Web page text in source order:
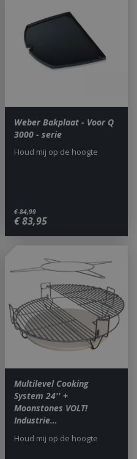
Weber Bakplaat - Voor Q
3000 - serie
€ 84,99
€ 83,95
Houd mij op de hoogte
Multilevel Cooking
System 24'' +
Moonstones VOLT!
Industrie…
Houd mij op de hoogte